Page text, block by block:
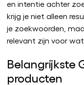
en intentie achter
krijg je niet alleen
je zoekwoorden,
relevant zijn voor
Belangrijkste
producten